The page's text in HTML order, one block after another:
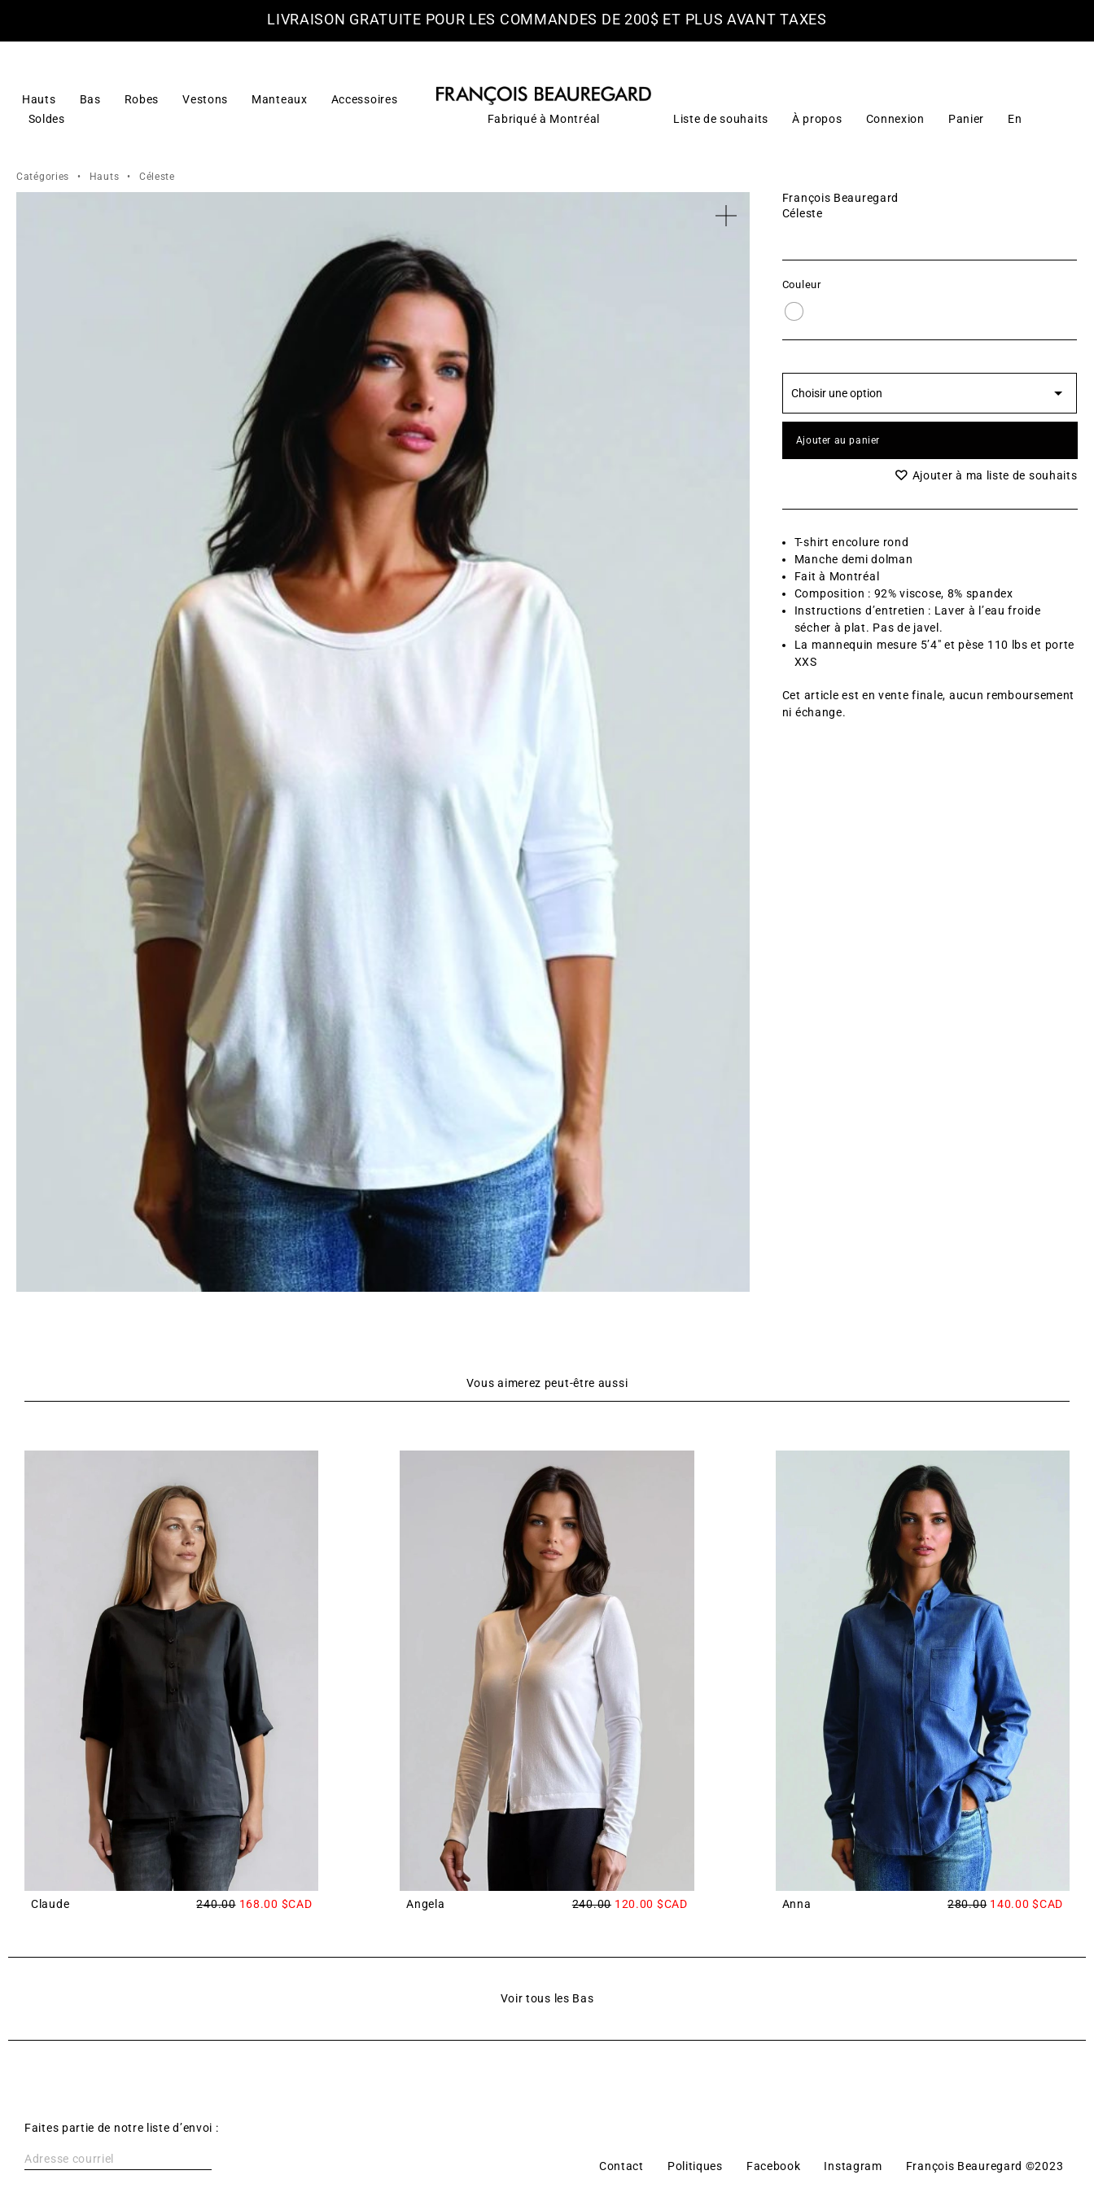
LIVRAISON GRATUITE POUR LES COMMANDES DE 200$ ET PLUS AVANT TAXES
Hauts Bas Robes Vestons Manteaux
Accessoires
Soldes
Fabriqué à Montréal Liste de souhaits À propos Connexion Panier En
Catégories • Hauts • Céleste
François Beauregard
Céleste
Couleur
Ajouter au panier
Ajouter à ma liste de souhaits
T-shirt encolure rond
Manche demi dolman
Fait à Montréal
Composition : 92% viscose, 8% spandex
Instructions d’entretien : Laver à l’eau froide
sécher à plat. Pas de javel.
La mannequin mesure 5’4″ et pèse 110 lbs et porte
XXS
Cet article est en vente finale, aucun remboursement
ni échange.
Vous aimerez peut-être aussi
Claude 240.00 168.00 $CAD Angela 240.00 120.00 $CAD Anna 280.00 140.00$CAD
Voir tous les Bas
Faites partie de notre liste d’envoi :
Contact Politiques Facebook Instagram François Beauregard ©2023